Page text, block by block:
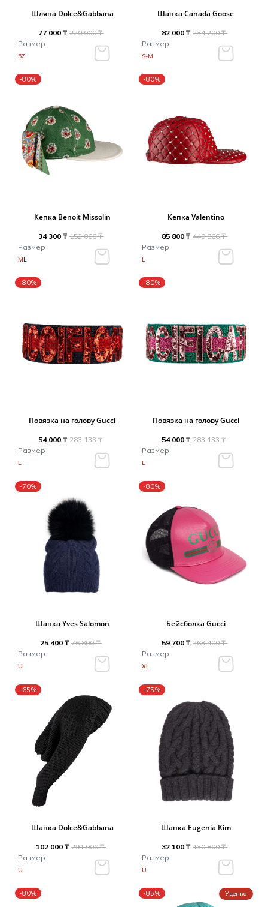
Туники
Шорты
Юбки
Шорты
Футболки /
Рубашки /
Спортивная
Футболки /
Шляпа Dolce&Gabbana
77 000 ₸ 220 000 ₸
Размер
57
Шапка Canada Goose
82 000 ₸ 234 200 ₸
Размер
S-M
-80%
Кепка Benoit Missolin
34 300 ₸ 152 066 ₸
Размер
ML
-80%
Кепка Valentino
85 800 ₸ 449 866 ₸
Размер
L
-80%
Повязка на голову Gucci
54 000 ₸ 283 133 ₸
Размер
L
-80%
Повязка на голову Gucci
54 000 ₸ 283 133 ₸
Размер
L
-70%
Шапка Yves Salomon
25 400 ₸ 76 800 ₸
Размер
U
-80%
Бейсболка Gucci
59 700 ₸ 263 400 ₸
Размер
XL
-65%
Шапка Dolce&Gabbana
102 000 ₸ 291 000 ₸
Размер
U
-75%
Шапка Eugenia Kim
32 100 ₸ 130 800 ₸
Размер
U
-80% -85% Уценка